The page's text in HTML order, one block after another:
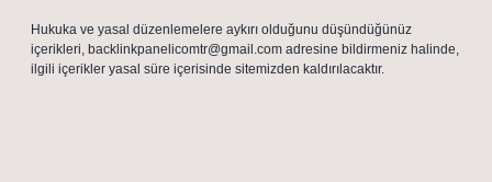
Hukuka ve yasal düzenlemelere aykırı olduğunu düşündüğünüz
içerikleri, backlinkpanelicomtr@gmail.com adresine bildirmeniz halinde,
ilgili içerikler yasal süre içerisinde sitemizden kaldırılacaktır.